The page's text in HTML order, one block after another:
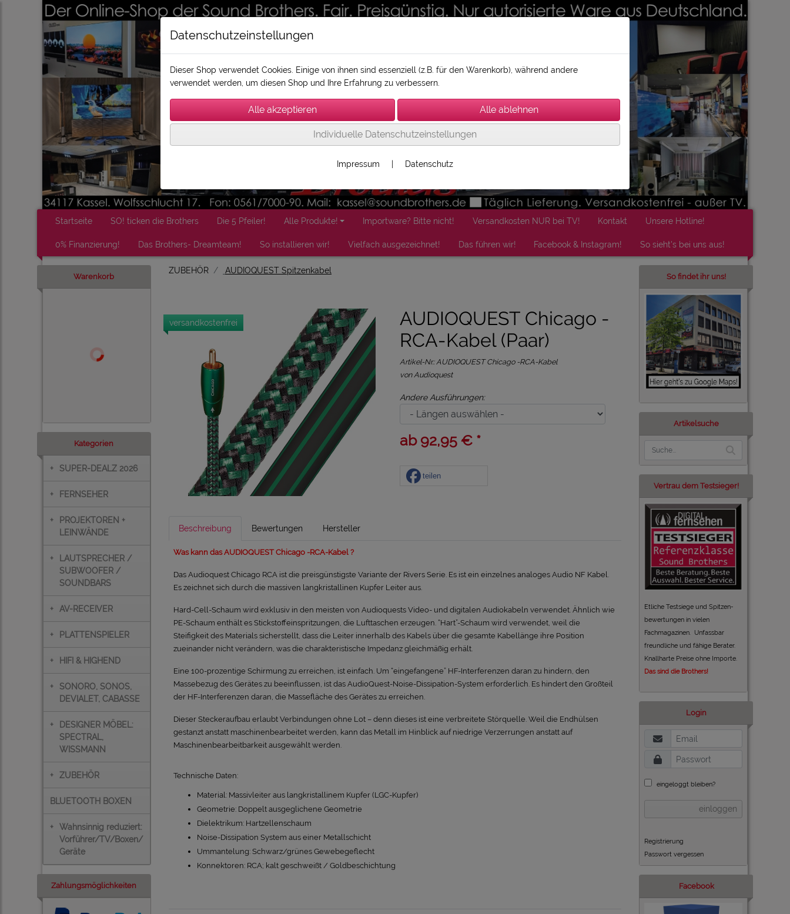
Startseite SO! ticken die Brothers Die 5 Pfeiler! Alle Produkte! Importware? Bitte nicht! Versandkosten NUR bei TV! Kontakt Unsere Hotline!
0% Finanzierung! Das Brothers- Dreamteam! So installieren wir! Vielfach ausgezeichnet! Das führen wir! Facebook & Instagram! So sieht's bei uns aus!
Warenkorb
Kategorien
+ SUPER-DEALZ 2026
+ FERNSEHER
+
PROJEKTOREN +
LEINWÄNDE
+
LAUTSPRECHER /
SUBWOOFER /
SOUNDBARS
+ AV-RECEIVER
+ PLATTENSPIELER
+ HIFI & HIGHEND
+
SONORO, SONOS,
DEVIALET, CABASSE
+
DESIGNER MÖBEL:
SPECTRAL,
WISSMANN
+ ZUBEHÖR
BLUETOOTH BOXEN
+ Wahnsinnig reduziert:
Vorführer/TV/Boxen/
Geräte
Zahlungsmöglichkeiten
ZUBEHÖR AUDIOQUEST Spitzenkabel
versandkostenfrei
AUDIOQUEST Chicago -
RCA-Kabel (Paar)
Artikel-Nr.:AUDIOQUEST Chicago -RCA-Kabel
von Audioquest
Andere Ausführungen:
ab 92,95 € *
teilen
Beschreibung Bewertungen Hersteller
Was kann das AUDIOQUEST Chicago -RCA-Kabel ?
Das Audioquest Chicago RCA ist die preisgünstigste Variante der Rivers Serie. Es ist ein einzelnes analoges Audio NF Kabel.
Es zeichnet sich durch die massiven langkristallinen Kupfer Leiter aus.
Hard-Cell-Schaum wird exklusiv in den meisten von Audioquests Video- und digitalen Audiokabeln verwendet. Ähnlich wie
PE-Schaum enthält es Stickstoffeinspritzungen, die Lufttaschen erzeugen. “Hart”-Schaum wird verwendet, weil die
Steifigkeit des Materials sicherstellt, dass die Leiter innerhalb des Kabels über die gesamte Kabellänge ihre Position
zueinander nicht verändern, was die charakteristische Impedanz gleichmäßig erhält.
Eine 100-prozentige Schirmung zu erreichen, ist einfach. Um “eingefangene” HF-Interferenzen daran zu hindern, den
Massebezug des Gerätes zu beeinflussen, ist das AudioQuest-Noise-Dissipation-System erforderlich. Es hindert den Großteil
der HF-Interferenzen daran, die Massefläche des Gerätes zu erreichen.
Dieser Steckeraufbau erlaubt Verbindungen ohne Lot – denn dieses ist eine verbreitete Störquelle. Weil die Endhülsen
gestanzt anstatt maschinenbearbeitet werden, kann das Metall im Hinblick auf niedrige Verzerrungen anstatt auf
Maschinenbearbeitbarkeit ausgewählt werden.
Technische Daten:
Material: Massivleiter aus langkristallinem Kupfer (LGC-Kupfer)
Geometrie: Doppelt ausgeglichene Geometrie
Dielektrikum: Hartzellenschaum
Noise-Dissipation System aus einer Metallschicht
Ummantelung: Schwarz/grünes Gewebegeflecht
Konnektoren: RCA; kalt geschweißt / Goldbeschichtung
So findet ihr uns!
Artikelsuche
Vertrau dem Testsieger!
Etliche Testsiege und Spitzen-
bewertungen in vielen
Fachmagazinen. Unfassbar
freundliche und fähige Berater.
Knallharte Preise ohne Importe.
Das sind die Brothers!
Login
eingeloggt bleiben?
einloggen
Registrierung
Passwort vergessen
Facebook
Datenschutzeinstellungen
Dieser Shop verwendet Cookies. Einige von ihnen sind essenziell (z.B. für den Warenkorb), während andere
verwendet werden, um diesen Shop und Ihre Erfahrung zu verbessern.
Individuelle Datenschutzeinstellungen
Impressum Datenschutz